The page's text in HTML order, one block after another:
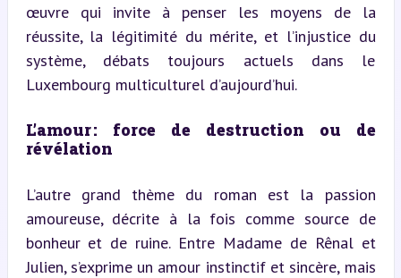
œuvre qui invite à penser les moyens de la
réussite, la légitimité du mérite, et l’injustice du
système, débats toujours actuels dans le
Luxembourg multiculturel d’aujourd’hui.
L’amour : force de destruction ou de
révélation
L’autre grand thème du roman est la passion
amoureuse, décrite à la fois comme source de
bonheur et de ruine. Entre Madame de Rênal et
Julien, s’exprime un amour instinctif et sincère, mais